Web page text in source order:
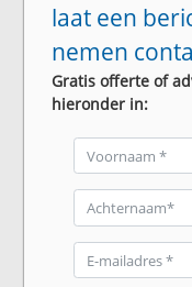
laat een
nemen
Gratis offerte of
hieronder in: